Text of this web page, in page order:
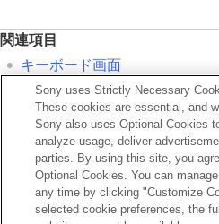
関連項目
キーボード画面
リモコン
お使いのカメラの本体ソフトウェア
Sony uses Strictly Necessary
These cookies are essential, and
Sony also uses Optional Cookies
analyze usage, deliver
parties. By using this site, you
Optional Cookies. You can
any time by clicking "Customize
selected cookie preferences, the